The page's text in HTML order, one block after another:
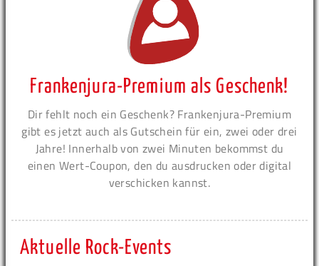
Frankenjura-Premium als Geschenk!
Dir fehlt noch ein Geschenk? Frankenjura-Premium
gibt es jetzt auch als Gutschein für ein, zwei oder drei
Jahre! Innerhalb von zwei Minuten bekommst du
einen Wert-Coupon, den du ausdrucken oder digital
verschicken kannst.
Aktuelle Rock-Events